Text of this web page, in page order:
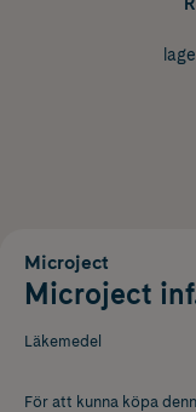
Microject
Microject
Läkemedel
För att kunna köpa